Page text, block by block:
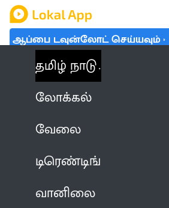
ஆப்பை டவுன்லோட் செய்யவும்
தமிழ் நாடு
லோக்கல்
வேலை
டிரெண்டிங்
வானிலை